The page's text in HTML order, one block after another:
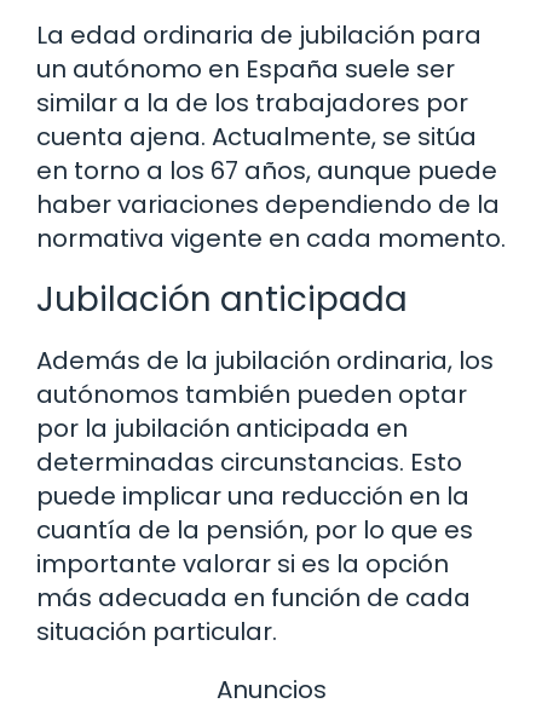
La edad ordinaria de jubilación para
un autónomo en España suele ser
similar a la de los trabajadores por
cuenta ajena. Actualmente, se sitúa
en torno a los 67 años, aunque puede
haber variaciones dependiendo de la
normativa vigente en cada momento.
Jubilación anticipada
Además de la jubilación ordinaria, los
autónomos también pueden optar
por la jubilación anticipada en
determinadas circunstancias. Esto
puede implicar una reducción en la
cuantía de la pensión, por lo que es
importante valorar si es la opción
más adecuada en función de cada
situación particular.
Anuncios